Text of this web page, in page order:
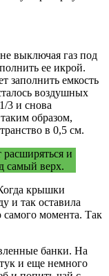
выключая газ под
ее икрой.
заполнить емкость
воздушных
3 и снова
образом,
в 0,5 см.
расширяться и
самый верх.
крышки
и так оставила
самого момента. Так
банки. На
и еще немного